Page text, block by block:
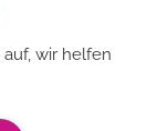
wir helfen